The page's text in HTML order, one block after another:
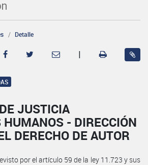
Detalle
|
JUSTICIA
HUMANOS - DIRECCIÓN
DERECHO DE AUTOR
por el artículo 59 de la ley 11.723 y sus